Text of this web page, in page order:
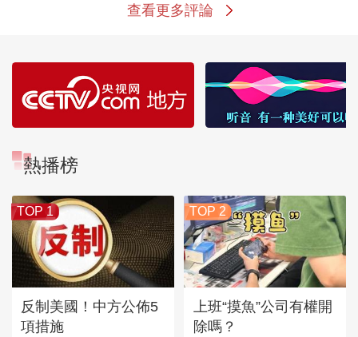
查看更多評論
熱播榜
TOP 1
反制美國！中方公佈5
項措施
TOP 2
上班“摸魚”公司有權開
除嗎？